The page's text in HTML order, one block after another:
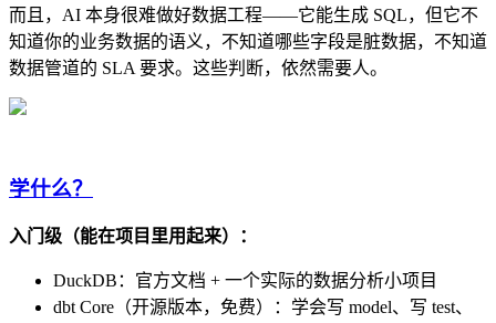
而且，AI 本身很难做好数据工程——它能生成 SQL，但它不
知道你的业务数据的语义，不知道哪些字段是脏数据，不知道
数据管道的 SLA 要求。这些判断，依然需要人。
学什么？
入门级（能在项目里用起来）：
DuckDB：官方文档 + 一个实际的数据分析小项目
dbt Core（开源版本，免费）：学会写 model、写 test、